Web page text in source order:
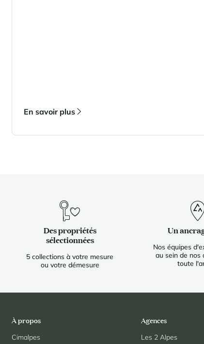
En savoir plus
Des propriétés
sélectionnées
5 collections à votre mesure
ou votre démesure
Un
Nos équipes
au sein de nos
toute
À propos
Cimalpes
Agences
Les 2 Alpes